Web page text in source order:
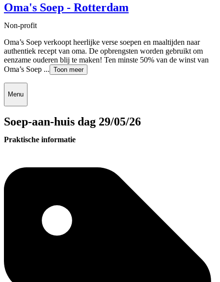
Oma's Soep - Rotterdam
Non-profit
Oma’s Soep verkoopt heerlijke verse soepen en maaltijden naar
authentiek recept van oma. De opbrengsten worden gebruikt om
eenzame ouderen blij te maken! Ten minste 50% van de winst van
Oma’s Soep ... Toon meer
Menu
Soep-aan-huis dag 29/05/26
Praktische informatie